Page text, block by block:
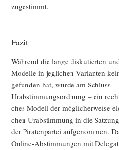
zugestimmt.
Fazit
Wäh­rend die lan­ge dis­ku­tier­ten
Model­le in jeg­li­chen Vari­an­ten
gefun­den hat, wur­de am Schluss
Urab­stim­mungs­ord­nung – ein
ches Modell der mög­li­cher­wei­se
chen Urab­stim­mung in die
der Pira­ten­par­tei auf­ge­nom­men.
Online-Abstim­mun­gen mit